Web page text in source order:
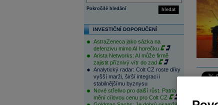
hledat
Pokročilé hledání
INVESTIČNÍ DOPORUČENÍ
AstraZeneca jako sázka na
defenzivu mimo AI horečku
Arista Networks: AI může firmě
zajistit příznivý vítr do zad
Analytický radar: Colt CZ roste díky
vyšší marži, širší integraci i
stabilnějšímu byznysu
Nové střelivo pro další růst. Patria
mění cílovou cenu pro Colt CZ